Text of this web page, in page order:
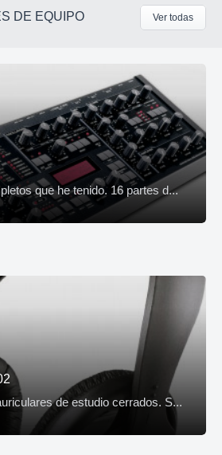
DE EQUIPO Ver todas
que he tenido. 16 partes d...
de estudio cerrados. S...